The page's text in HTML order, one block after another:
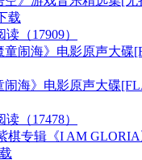
载
读（17909）
闹海》电影原声大碟
读（17478）